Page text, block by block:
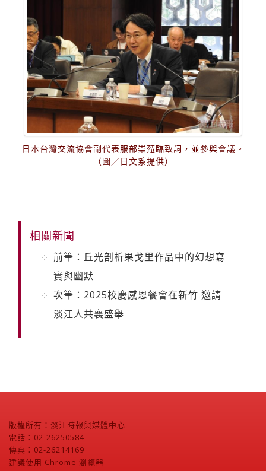
日本台灣交流協會副代表服部崇蒞臨致詞，並參與會議。
（圖／日文系提供）
相關新聞
前筆：丘光剖析果戈里作品中的幻想寫
實與幽默
次筆：2025校慶感恩餐會在新竹 邀請
淡江人共襄盛舉
版權所有：淡江時報與媒體中心
電話：02-26250584
傳真：02-26214169
建議使用 Chrome 瀏覽器